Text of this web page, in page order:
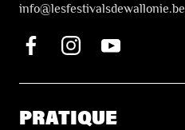
info@lesfestivalsdewallonie.be
PRATIQUE